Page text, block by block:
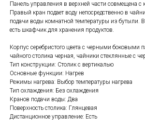
Панель управления в верхней части совмещена с
Правый кран подает воду непосредственно в
подачи воды комнатной температуры из бутыли. В
есть шкафчик для хранения продуктов.
Корпус серебристого цвета с черными боковыми
чайного столика черная, чайники стеклянные с
Тип конструкции: Столик с вертикалью
Основные функции: Нагрев
Режимы нагрева: Выбор температуры нагрева
Тип охлаждения: Без охлаждения
Кранов подачи воды: Два
Поверхность столика: Глянцевая
Дистанционное управление: Есть